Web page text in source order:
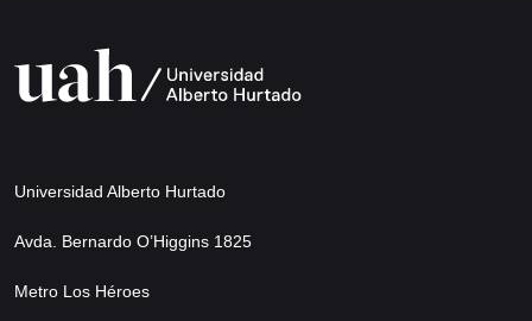
Universidad Alberto Hurtado
Avda. Bernardo O’Higgins 1825
Metro Los Héroes